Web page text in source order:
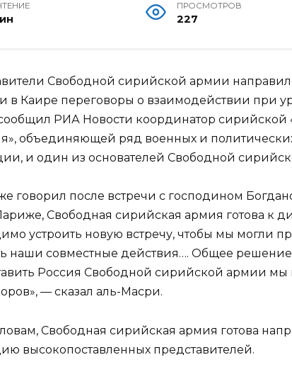
ПРОСМОТРОВ
227
Свободной сирийской армии
в Каире переговоры о взаимодействии при
РИА Новости координатор сирийской
объединяющей ряд военных и
и один из основателей Свободной
говорил после встречи с господином
Свободная сирийская армия готова к
устроить новую встречу, чтобы мы могли
наши совместные действия…. Общее
Россия Свободной сирийской армии мы
— сказал аль-Масри.
Свободная сирийская армия готова
высокопоставленных представителей.